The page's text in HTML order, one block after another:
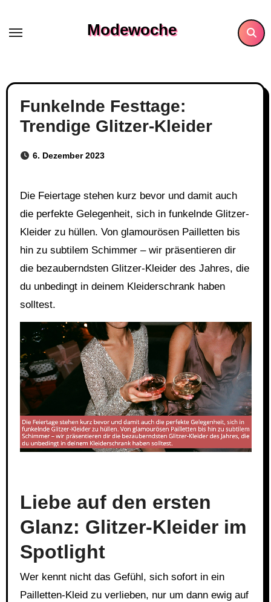
content
Modewoche
Funkelnde Festtage:
Trendige Glitzer-Kleider
6. Dezember 2023
Die Feiertage stehen kurz bevor und damit auch
die perfekte Gelegenheit, sich in funkelnde Glitzer-
Kleider zu hüllen. Von glamourösen Pailletten bis
hin zu subtilem Schimmer – wir präsentieren dir
die bezauberndsten Glitzer-Kleider des Jahres, die
du unbedingt in deinem Kleiderschrank haben
solltest.
Link Embed
Liebe auf den ersten
Glanz: Glitzer-Kleider im
Spotlight
Wer kennt nicht das Gefühl, sich sofort in ein
Pailletten-Kleid zu verlieben, nur um dann ewig auf